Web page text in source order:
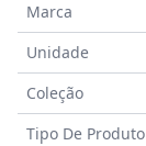
Marca
Unidade
Coleção
Tipo De Produto